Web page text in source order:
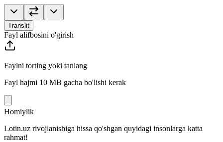
Translit
Fayl alifbosini o'girish
Faylni torting yoki tanlang
Fayl hajmi 10 MB gacha bo'lishi kerak
Homiylik
Lotin.uz rivojlanishiga hissa qo'shgan quyidagi insonlarga katta
rahmat!